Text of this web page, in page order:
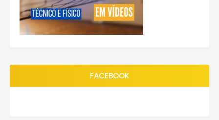
FACEBOOK